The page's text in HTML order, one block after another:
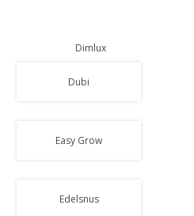
Dimlux
Dubi
Easy Grow
Edelsnus